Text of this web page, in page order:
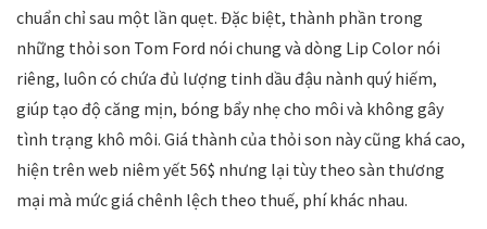
chuẩn chỉ sau một lần quẹt. Đặc biệt, thành phần trong
những thỏi son Tom Ford nói chung và dòng Lip Color nói
riêng, luôn có chứa đủ lượng tinh dầu đậu nành quý hiếm,
giúp tạo độ căng mịn, bóng bẩy nhẹ cho môi và không gây
tình trạng khô môi. Giá thành của thỏi son này cũng khá cao,
hiện trên web niêm yết 56$ nhưng lại tùy theo sàn thương
mại mà mức giá chênh lệch theo thuế, phí khác nhau.